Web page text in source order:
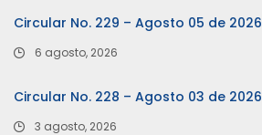
Circular No. 229 – Agosto 05 de 2026
6 agosto, 2026
Circular No. 228 – Agosto 03 de 2026
3 agosto, 2026